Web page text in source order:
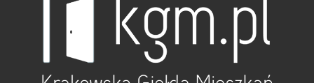
zielone, sprzyjające aktywnemu wypoczynkowi.
Aktualnie ruszyła sprzedaż mieszkań w budynku nr